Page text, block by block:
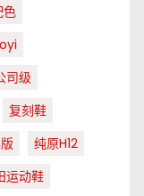
色
司级
复刻鞋
纯原H12
运动鞋